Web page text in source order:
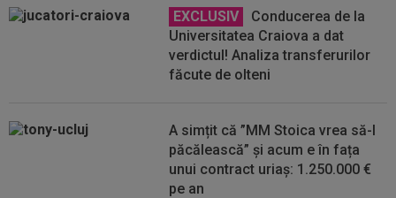
EXCLUSIV
Conducerea de la
Universitatea Craiova a dat
verdictul! Analiza transferurilor
făcute de olteni
A simțit că ”MM Stoica vrea să-l
păcălească” și acum e în fața
unui contract uriaș: 1.250.000 €
pe an